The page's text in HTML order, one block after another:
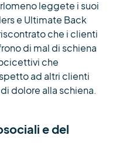
leggete i suoi
e Ultimate Back
che i clienti
di mal di schiena
che
ad altri clienti
dolore alla schiena.
e del